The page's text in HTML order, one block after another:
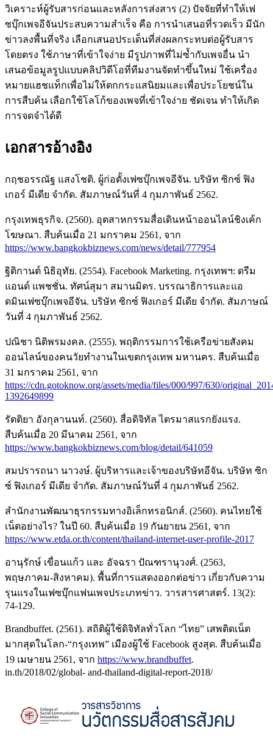
วิเคราะห์ผู้รับสารก่อนและหลังการส่งสาร (2) ปัจจัยที่ทำให้เฟ
ซบุ๊กเพจอีจันประสบความสำเร็จ คือ การนำเสนอที่รวดเร็ว มีนัก
ข่าวลงพื้นที่จริง เลือกเสนอประเด็นที่ส่งผลกระทบต่อผู้รับสาร
โดยตรง ใช้ภาษาที่เข้าใจง่าย มีรูปภาพที่ไม่ซ้ำกับเพจอื่น นำ
เสนอข้อมูลรูปแบบคลิปวิดีโอที่ทีมงานจัดทำขึ้นใหม่ ใช้เครื่อง
หมายแฮชแท็กเพื่อไม่ให้ตกกระแสนิยมและเพื่อประโยชน์ใน
การสืบค้น เลือกใช้โลโก้ของเพจที่เข้าใจง่าย ชัดเจน ทำให้เกิด
การจดจำได้ดี
เอกสารอ้างอิง
กฤชอรรณัฐ แสงโชติ. ผู้ก่อตั้งเฟซบุ๊กเพจอีจัน. บริษัท ซิกซ์ ฟิง
เกอร์ มีเดีย จำกัด. สัมภาษณ์วันที่ 4 กุมภาพันธ์ 2562.
กรุงเทพธุรกิจ. (2560). อุตสาหกรรมสื่อเดินหน้าออนไลน์ชิงเค้ก
โฆษณา. สืบค้นเมื่อ 21 มกราคม 2561, จาก
https://www.bangkokbiznews.com/news/detail/777954
ฐิติกานต์ นิธิอุทัย. (2554). Facebook Marketing. กรุงเทพฯ: ดรีม
แอนด์ แพชชั่น. ทัศน์สุมา สมานมิตร. บรรณาธิการและแอ
ดมินเฟซบุ๊กเพจอีจัน. บริษัท ซิกซ์ ฟิงเกอร์ มีเดีย จำกัด. สัมภาษณ์
วันที่ 4 กุมภาพันธ์ 2562.
ปณิชา นิติพรมงคล. (2555). พฤติกรรมการใช้เครือข่ายสังคม
ออนไลน์ของคนวัยทำงานในเขตกรุงเทพ มหานคร. สืบค้นเมื่อ
31 มกราคม 2561, จาก
https://cdn.gotoknow.org/assets/media/files/000/997/630/
1392649899
รัตติยา อังกุลานนท์. (2560). สื่อดิจิทัล ไตรมาสแรกยังแรง.
สืบค้นเมื่อ 20 มีนาคม 2561, จาก
https://www.bangkokbiznews.com/blog/detail/641059
สมปรารถนา นาวงษ์. ผู้บริหารและเจ้าของบริษัทอีจัน. บริษัท ซิก
ซ์ ฟิงเกอร์ มีเดีย จำกัด. สัมภาษณ์วันที่ 4 กุมภาพันธ์ 2562.
สำนักงานพัฒนาธุรกรรมทางอิเล็กทรอนิกส์. (2560). คนไทยใช้
เน็ตอย่างไร? ในปี 60. สืบค้นเมื่อ 19 กันยายน 2561, จาก
https://www.etda.or.th/content/thailand-internet-user-profile-2017
อานุรักษ์ เขื่อนแก้ว และ อัจฉรา ปัณฑรานุวงศ์. (2563,
พฤษภาคม-สิงหาคม). พื้นที่การแสดงออกต่อข่าว เกี่ยวกับความ
รุนแรงในเฟซบุ๊กแฟนเพจประเภทข่าว. วารสารศาสตร์. 13(2):
74-129.
Brandbuffet. (2561). สถิติผู้ใช้ดิจิทัลทั่วโลก “ไทย” เสพติดเน็ต
มากสุดในโลก-“กรุงเทพ” เมืองผู้ใช้ Facebook สูงสุด. สืบค้นเมื่อ
19 เมษายน 2561, จาก https://www.brandbuffet.
in.th/2018/02/global- and-thailand-digital-report-2018/